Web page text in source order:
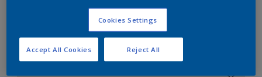
Le Blanc Parfait
Cookies Settings
Reject All
Accept All Cookies